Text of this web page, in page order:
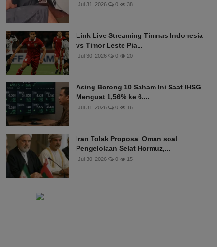
Jul 31, 2026 0 38
Link Live Streaming Timnas Indonesia
vs Timor Leste Pia...
Jul 30, 2026 0 20
Asing Borong 10 Saham Ini Saat IHSG
Menguat 1,56% ke 6....
Jul 31, 2026 0 16
Iran Tolak Proposal Oman soal
Pengelolaan Selat Hormuz,...
Jul 30, 2026 0 15